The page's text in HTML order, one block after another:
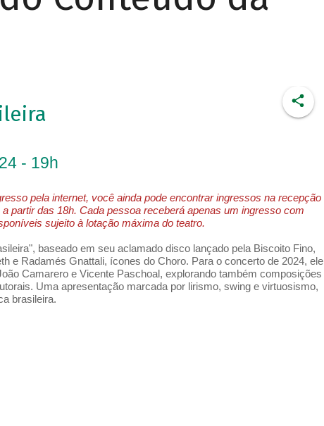
- 19h
pela internet, você ainda pode encontrar ingressos na recepção
partir das 18h. Cada pessoa receberá apenas um ingresso com
sujeito à lotação máxima do teatro.
baseado em seu aclamado disco lançado pela Biscoito Fino,
e Radamés Gnattali, ícones do Choro. Para o concerto de 2024, ele
Camarero e Vicente Paschoal, explorando também composições
Uma apresentação marcada por lirismo, swing e virtuosismo,
brasileira.